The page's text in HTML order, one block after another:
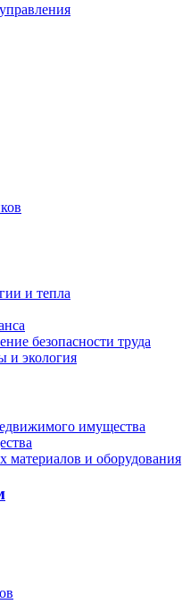
и тепла
безопасности труда
и экология
имущества
материалов и оборудования